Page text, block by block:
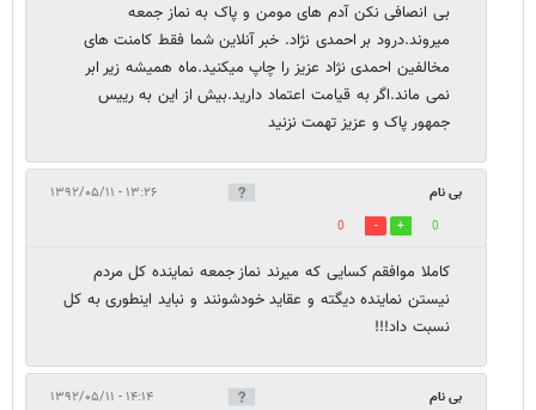
بی انصافی نکن آدم های مومن و پاک به نماز جمعه
میروند.درود بر احمدی نژاد. خبر آنلاین شما فقط کامنت های
مخالفین احمدی نژاد عزیز را چاپ میکنید.ماه همیشه زیر ابر
نمی ماند.اگر به قیامت اعتماد دارید.بیش از این به رییس
جمهور پاک و عزیز تهمت نزنید
بی نام ۱۳:۲۶ - ۱۳۹۲/۰۵/۱۱
0
0
کاملا موافقم کسایی که میرند نماز جمعه نماینده کل مردم
نیستن نماینده دیگته و عقاید خودشونند و نباید اینطوری به کل
نسبت داد!!!
بی نام ۱۴:۱۴ - ۱۳۹۲/۰۵/۱۱